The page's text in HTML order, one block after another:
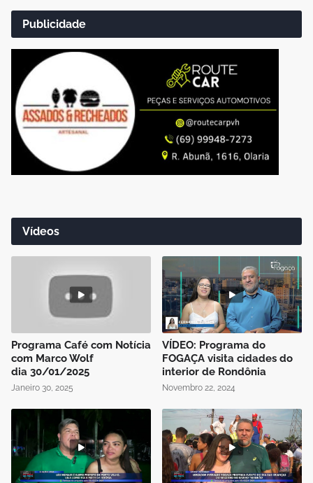
Publicidade
Vídeos
Programa Café com Notícia
com Marco Wolf
dia 30/01/2025
Janeiro 30, 2025
VÍDEO: Programa do
FOGAÇA visita cidades do
interior de Rondônia
Novembro 22, 2024